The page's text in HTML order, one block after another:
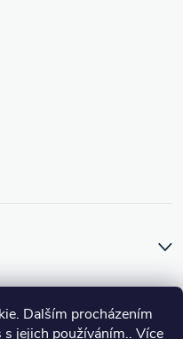
Dalším procházením
jejich používáním.. Více